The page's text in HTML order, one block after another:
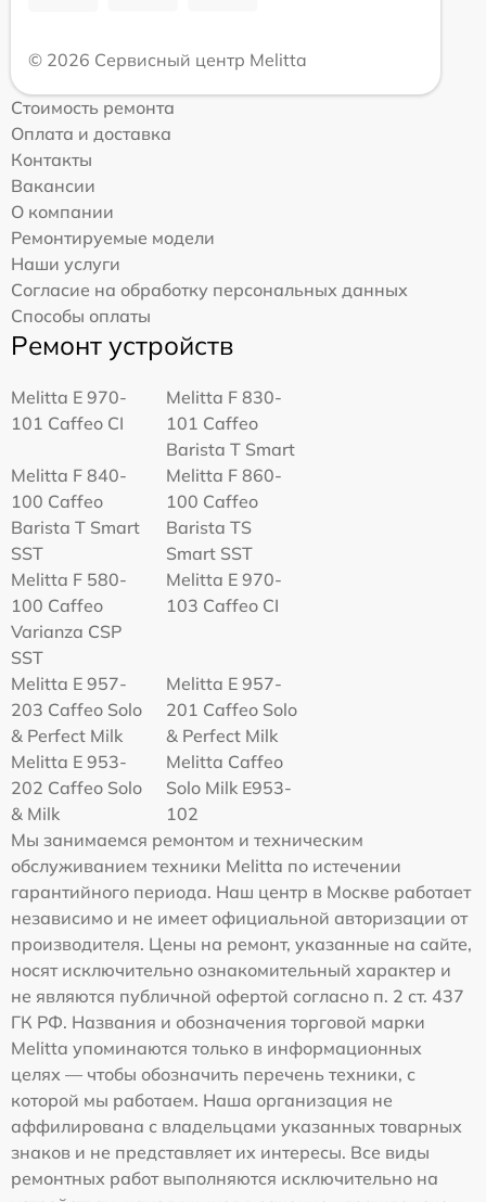
© 2026 Сервисный центр Melitta
Стоимость ремонта
Оплата и доставка
Контакты
Вакансии
О компании
Ремонтируемые модели
Наши услуги
Согласие на обработку персональных данных
Способы оплаты
Ремонт устройств
Melitta Е 970-
101 Caffeo CI
Melitta F 830-
101 Caffeo
Barista T Smart
Melitta F 840-
100 Caffeo
Barista T Smart
SST
Melitta F 860-
100 Caffeo
Barista TS
Smart SST
Melitta F 580-
100 Caffeo
Varianza CSP
SST
Melitta Е 970-
103 Caffeo CI
Melitta E 957-
203 Caffeo Solo
& Perfect Milk
Melitta E 957-
201 Caffeo Solo
& Perfect Milk
Melitta Е 953-
202 Caffeo Solo
& Milk
Melitta Caffeo
Solo Milk E953-
102
Мы занимаемся ремонтом и техническим
обслуживанием техники Melitta по истечении
гарантийного периода. Наш центр в Москве работает
независимо и не имеет официальной авторизации от
производителя. Цены на ремонт, указанные на сайте,
носят исключительно ознакомительный характер и
не являются публичной офертой согласно п. 2 ст. 437
ГК РФ. Названия и обозначения торговой марки
Melitta упоминаются только в информационных
целях — чтобы обозначить перечень техники, с
которой мы работаем. Наша организация не
аффилирована с владельцами указанных товарных
знаков и не представляет их интересы. Все виды
ремонтных работ выполняются исключительно на